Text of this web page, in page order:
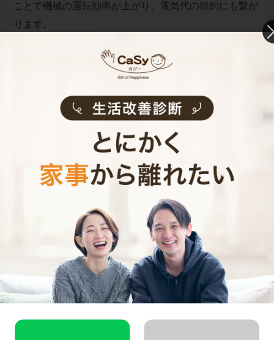
ことで機械の運転効率が上がり、電気代の節約にも繋が
ります。
「一度使ってみたいけど、どんなシーンで使うべき？」
「うちにも必要なのかわからない・・・」。今回はそん
な疑問の声に応えハウスクリーニングの概要とおすすめ
の使い方について解説しました。
家事代行とハウスクリーニングを、効率的に併用するこ